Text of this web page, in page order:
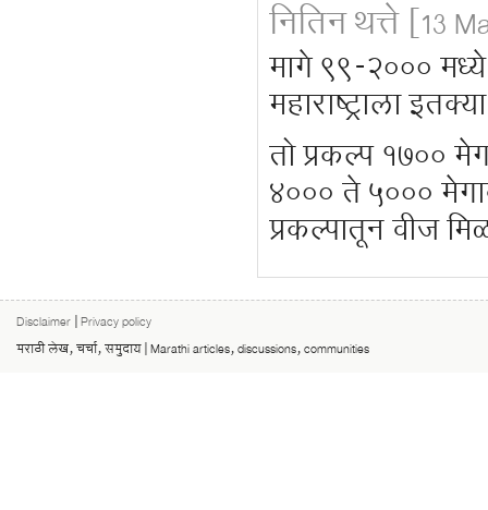
नितिन थत्ते [13
मागे ९९-२००० मध्ये
महाराष्ट्राला
तो प्रकल्प १७००
४००० ते ५०००
प्रकल्पातून वीज
Disclaimer Privacy policy
मराठी लेख, चर्चा, समुदाय | Marathi articles, discussions, communities